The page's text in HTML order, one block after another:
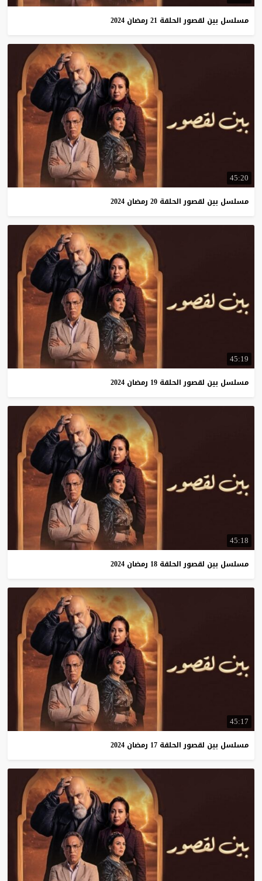
مسلسل بين لقصور الحلقة 21 رمضان 2024
45:20
مسلسل بين لقصور الحلقة 20 رمضان 2024
45:19
مسلسل بين لقصور الحلقة 19 رمضان 2024
45:18
مسلسل بين لقصور الحلقة 18 رمضان 2024
45:17
مسلسل بين لقصور الحلقة 17 رمضان 2024